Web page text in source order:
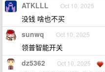
ATKLLL Oct 10, 2025
没钱 啥也不买
sunwq Oct 10, 2025
领普智能开关
dz5362 Oct 10, 2025